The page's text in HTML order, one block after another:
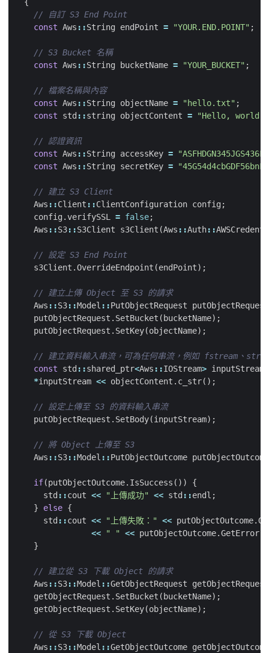
{
const Aws ::String endPoint = "YOUR.END.POINT" ;
const Aws ::String bucketName = "YOUR_BUCKET" ;
const Aws ::String objectName = "hello.txt" ;
const
std ::string objectContent = "Hello, world."
const Aws ::String accessKey =
const Aws ::String secretKey =
Aws ::Client ::ClientConfiguration config ;
config .verifySSL = false;
Aws ::S3::S3Client s3Client (Aws ::Auth::
s3Client .OverrideEndpoint (endPoint);
Aws ::S3::Model ::PutObjectRequest
putObjectRequest
putObjectRequest . SetBucket ( bucketName);
putObjectRequest . SetKey(objectName);
const std ::shared_ptr<Aws ::IOStream> inputStream
*inputStream << objectContent . c_str();
putObjectRequest . SetBody(inputStream);
Aws ::S3::Model ::PutObjectOutcome putObjectOutcome
if(putObjectOutcome. IsSuccess ())
{
std ::cout << "上傳成功" << std ::endl ;
}
else {
std ::cout << "上傳失敗：" << putObjectOutcome.
<<
" " << putObjectOutcome.GetError
}
Aws ::S3::Model ::GetObjectRequest
getObjectRequest
getObjectRequest . SetBucket ( bucketName);
getObjectRequest . SetKey(objectName);
Aws ::S3::Model ::GetObjectOutcome getObjectOutcome